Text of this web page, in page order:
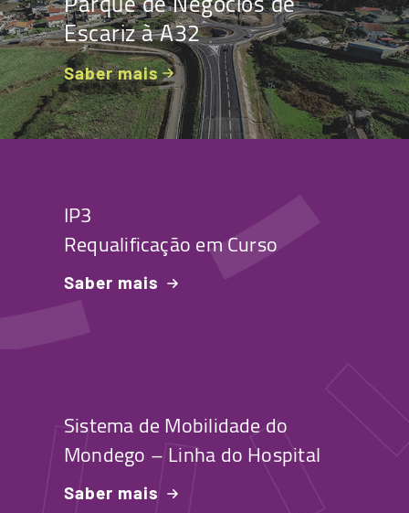
Escariz à A32
Saber mais
IP3
Requalificação em Curso
Saber mais
Sistema de Mobilidade do
Mondego – Linha do Hospital
Saber mais